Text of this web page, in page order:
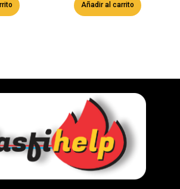
Añadir al carrito